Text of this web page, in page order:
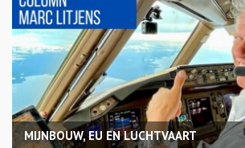
MIJNBOUW, EU EN LUCHTVAART